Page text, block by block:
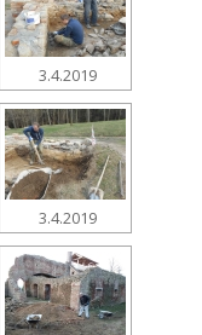
3.4.2019
3.4.2019